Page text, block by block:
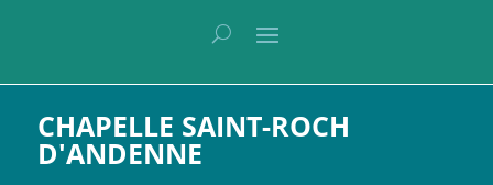
CHAPELLE SAINT-ROCH
D'ANDENNE